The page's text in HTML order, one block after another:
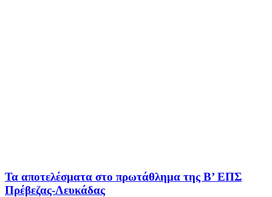
Τα αποτελέσματα στο πρωτάθλημα της Β’ ΕΠΣ
Πρέβεζας-Λευκάδας